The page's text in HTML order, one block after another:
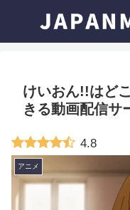
けいおん!!はど
きる動画配信サ
4.8
アニメ